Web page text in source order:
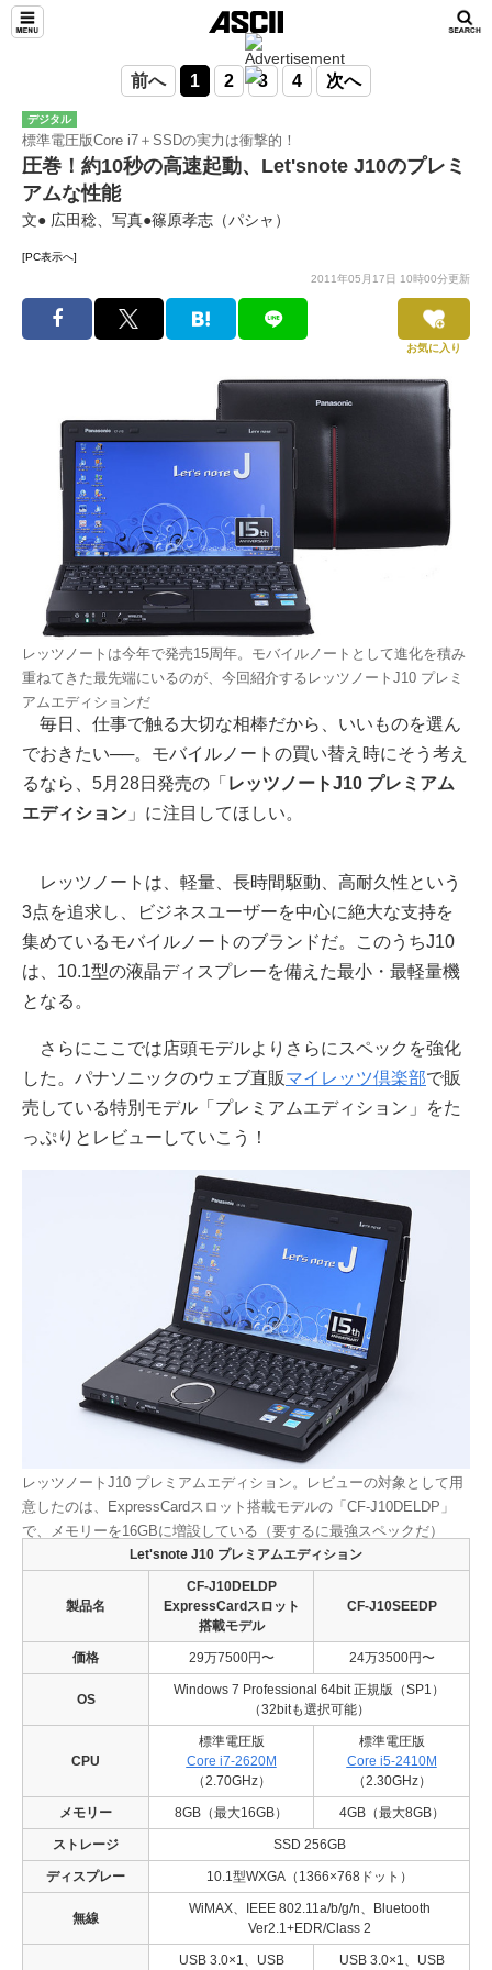
前へ 1 2 3 4 次へ
デジタル
標準電圧版Core i7＋SSDの実力は衝撃的！
圧巻！約10秒の高速起動、Let'snote J10のプレミ
アムな性能
文● 広田稔、写真●篠原孝志（パシャ）
[PC表示へ]
2011年05月17日 10時00分更新
お気に入り
レッツノートは今年で発売15周年。モバイルノートとして進化を積み
重ねてきた最先端にいるのが、今回紹介するレッツノートJ10 プレミ
アムエディションだ
毎日、仕事で触る大切な相棒だから、いいものを選ん
でおきたい──。モバイルノートの買い替え時にそう考え
るなら、5月28日発売の「 レッツノートJ10 プレミアム
エディション 」に注目してほしい。
レッツノートは、軽量、長時間駆動、高耐久性という
3点を追求し、ビジネスユーザーを中心に絶大な支持を
集めているモバイルノートのブランドだ。このうちJ10
は、10.1型の液晶ディスプレーを備えた最小・最軽量機
となる。
さらにここでは店頭モデルよりさらにスペックを強化
した。パナソニックのウェブ直販マイレッツ倶楽部で販
売している特別モデル「プレミアムエディション」をた
っぷりとレビューしていこう！
レッツノートJ10 プレミアムエディション。レビューの対象として用
意したのは、ExpressCardスロット搭載モデルの「CF-J10DELDP」
で、メモリーを16GBに増設している（要するに最強スペックだ）
Let'snote J10 プレミアムエディション
製品名
CF-J10DELDP
ExpressCardスロット
搭載モデル
CF-J10SEEDP
価格 29万7500円〜 24万3500円〜
OS
Windows 7 Professional 64bit 正規版（SP1）
（32bitも選択可能）
CPU
標準電圧版
Core i7-2620M
（2.70GHz）
標準電圧版
Core i5-2410M
（2.30GHz）
メモリー 8GB（最大16GB） 4GB（最大8GB）
ストレージ SSD 256GB
ディスプレー 10.1型WXGA（1366×768ドット）
無線
WiMAX、IEEE 802.11a/b/g/n、Bluetooth
Ver2.1+EDR/Class 2
USB 3.0×1、USB USB 3.0×1、USB